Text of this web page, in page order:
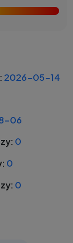
2026-05-14
06
0
0
0